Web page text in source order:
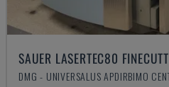
SAUER LASERTEC80
DMG - UNIVERSALUS APDIRBIMO